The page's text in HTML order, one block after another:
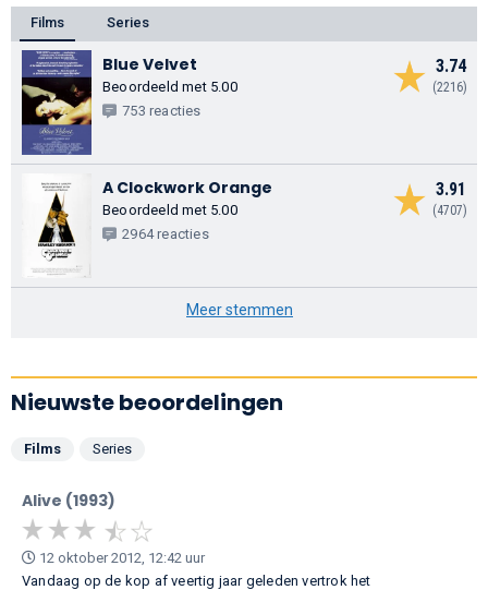
Films Series
3.74
(2216)
Blue Velvet
Beoordeeld met 5.00
753 reacties
3.91
(4707)
A Clockwork Orange
Beoordeeld met 5.00
2964 reacties
Meer stemmen
Nieuwste beoordelingen
Films Series
Alive (1993)
12 oktober 2012, 12:42 uur
Vandaag op de kop af veertig jaar geleden vertrok het